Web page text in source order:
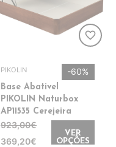
favorite_border
PIKOLIN -60%
Base Abativel
PIKOLIN Naturbox
AP11535 Cerejeira
923,00€
369,20€
VER
OPÇÕES